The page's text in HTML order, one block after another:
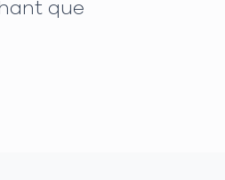
que